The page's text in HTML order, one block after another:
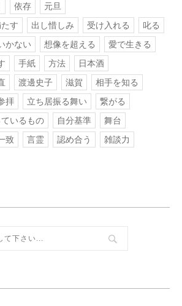
依存
元旦
す
出し惜しみ 受け入れる
叱る
かない 想像を超える
愛で生きる
手紙 方法
日本酒
渡邊史子 滋賀
相手を知る
拝 立ち居振る舞い
繋がる
いるもの
自分基準
舞台
致 言霊 認め合う
雑談力